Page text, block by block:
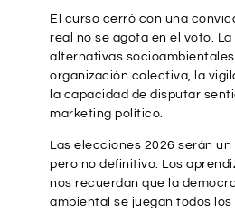
El curso cerró con una
real no se agota en el voto.
alternativas
organización colectiva, la
la capacidad de disputar
marketing político.
Las elecciones 2026 serán un
pero no definitivo. Los
nos recuerdan que la
ambiental se juegan todos los